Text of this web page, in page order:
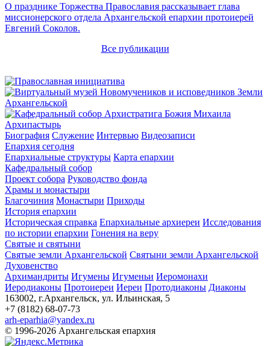
О празднике Торжества Православия рассказывает глава
миссионерского отдела Архангельской епархии протоиерей
Евгений Соколов.
Все публикации
Архипастырь
Биография Служение Интервью Видеозаписи
Епархия сегодня
Епархиальные структуры Карта епархии
Кафедральный собор
Проект собора Руководство фонда
Храмы и монастыри
Благочиния Монастыри Приходы
История епархии
Историческая справка Епархиальные архиереи Исследования
по истории епархии Гонения на веру
Святые и святыни
Святые земли Архангельской Святыни земли Архангельской
Духовенство
Архимандриты Игумены Игуменьи Иеромонахи
Иеродиаконы Протоиереи Иереи Протодиаконы Диаконы
163002, г.Архангельск, ул. Ильинская, 5
+7 (8182) 68-07-73
arh-eparhia@yandex.ru
© 1996-2026 Архангельская епархия